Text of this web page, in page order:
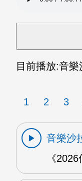
目前播放:音樂
1 2 3
音樂沙
《